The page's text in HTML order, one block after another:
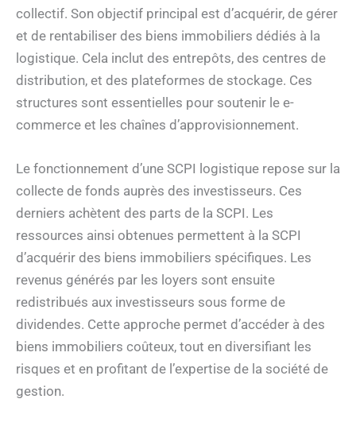
collectif. Son objectif principal est d’acquérir, de gérer
et de rentabiliser des biens immobiliers dédiés à la
logistique. Cela inclut des entrepôts, des centres de
distribution, et des plateformes de stockage. Ces
structures sont essentielles pour soutenir le e-
commerce et les chaînes d’approvisionnement.
Le fonctionnement d’une SCPI logistique repose sur la
collecte de fonds auprès des investisseurs. Ces
derniers achètent des parts de la SCPI. Les
ressources ainsi obtenues permettent à la SCPI
d’acquérir des biens immobiliers spécifiques. Les
revenus générés par les loyers sont ensuite
redistribués aux investisseurs sous forme de
dividendes. Cette approche permet d’accéder à des
biens immobiliers coûteux, tout en diversifiant les
risques et en profitant de l’expertise de la société de
gestion.